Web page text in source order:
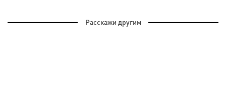
Расскажи другим